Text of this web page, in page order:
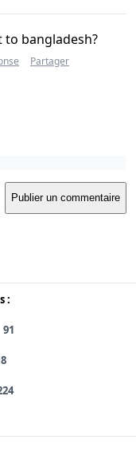
bangladesh?
Partager
Publier un commentaire
:
91